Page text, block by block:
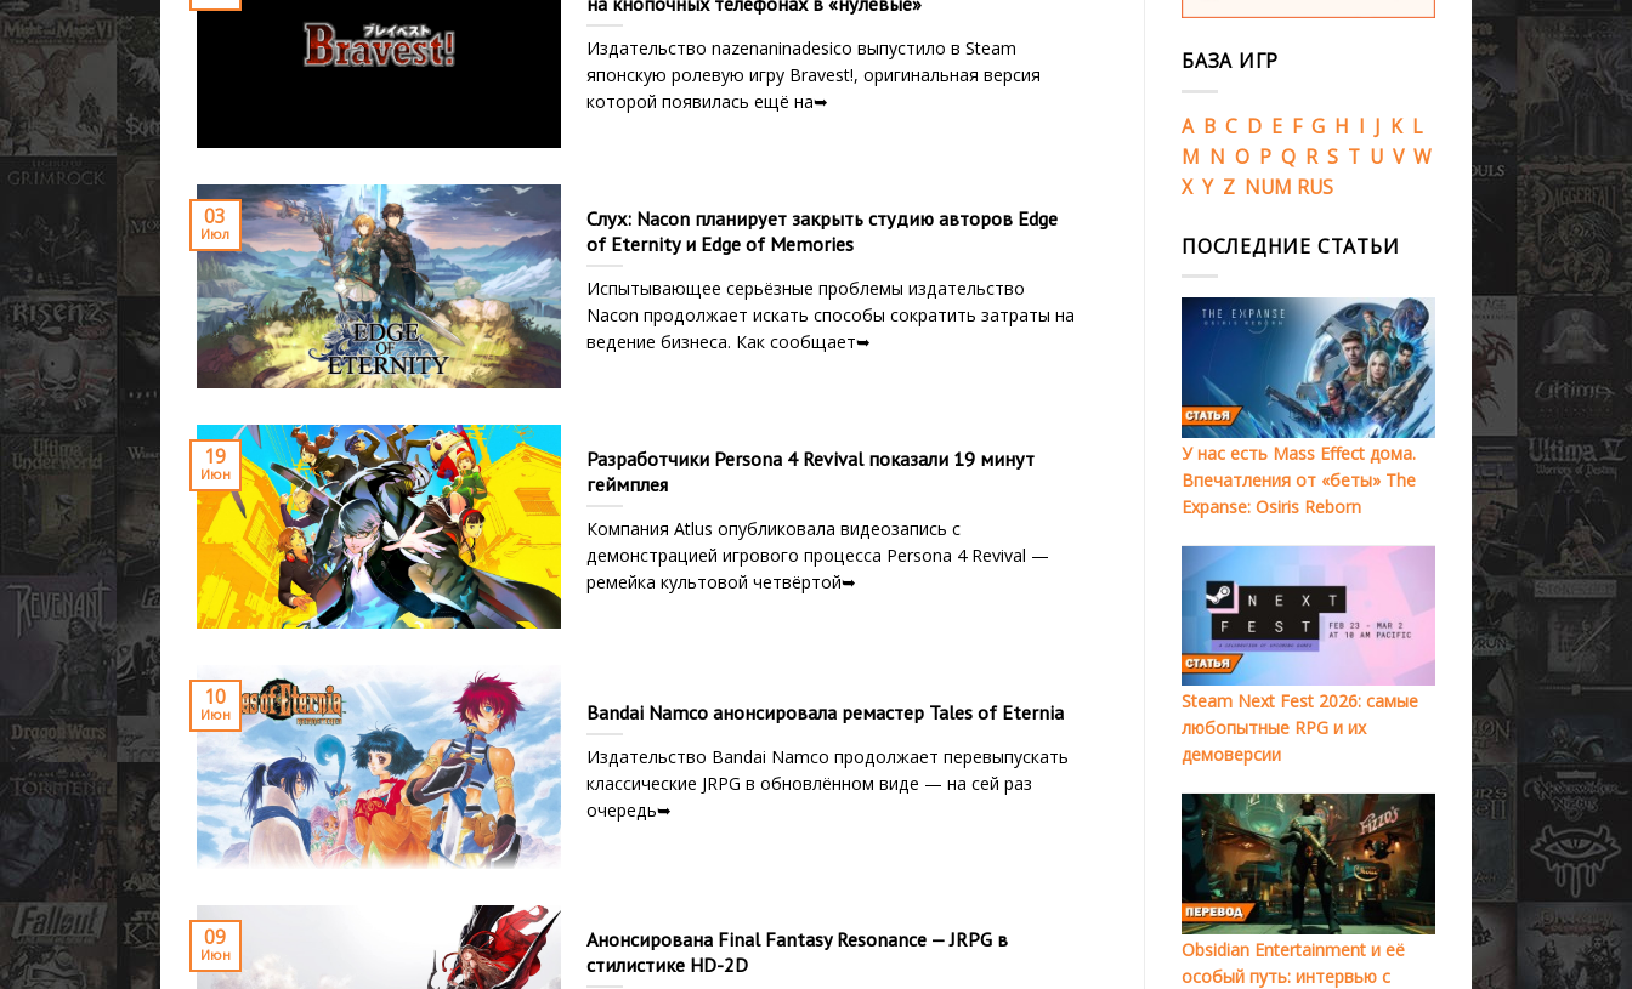
Издательство nazenaninadesico выпустило в Steam
японскую ролевую игру Bravest!, оригинальная версия
которой появилась ещё на➥
Слух: Nacon планирует закрыть студию авторов Edge
of Eternity и Edge of Memories
Испытывающее серьёзные проблемы издательство
Nacon продолжает искать способы сократить затраты на
ведение бизнеса. Как сообщает➥
03
Июл
Разработчики Persona 4 Revival показали 19 минут
геймплея
Компания Atlus опубликовала видеозапись с
демонстрацией игрового процесса Persona 4 Revival —
ремейка культовой четвёртой➥
19
Июн
Bandai Namco анонсировала ремастер Tales of Eternia
Издательство Bandai Namco продолжает перевыпускать
классические JRPG в обновлённом виде — на сей раз
очередь➥
10
Июн
Анонсирована Final Fantasy Resonance — JRPG в
стилистике HD-2D
09
Июн
БАЗА ИГР
A B C D E F G H I J K L
M N O P Q R S T U V W
X Y Z NUM RUS
ПОСЛЕДНИЕ СТАТЬИ
У нас есть Mass Effect дома.
Впечатления от «беты» The
Expanse: Osiris Reborn
Steam Next Fest 2026: самые
любопытные RPG и их
демоверсии
Obsidian Entertainment и её
особый путь: интервью с